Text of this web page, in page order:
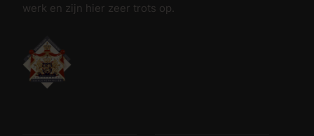
werk en zijn hier zeer trots op.